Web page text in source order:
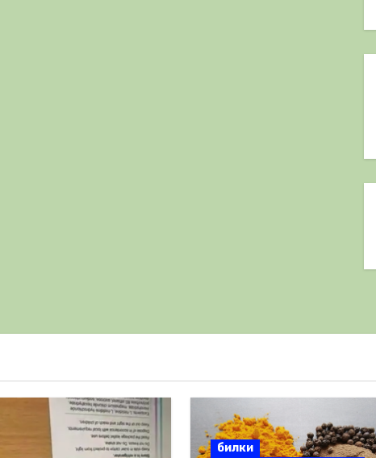
билки